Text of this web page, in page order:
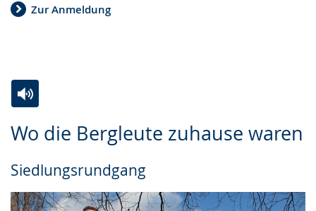
Zur Anmeldung
Wo die Bergleute zuhause waren
Siedlungsrundgang
Leichten
wechseln.
Audio-
Video
Deutscher
Gebärdensprache